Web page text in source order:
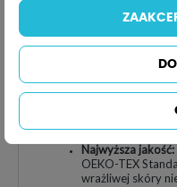
Pełna
dziecka, krótki
tworząc unikalną
Bezpieczeństwo
EN71, posiada
Najwyższa jakość:
OEKO-TEX
wrażliwej skóry